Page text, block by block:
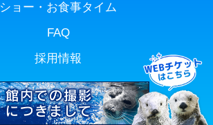
ショー・お食事タイム
FAQ
採用情報